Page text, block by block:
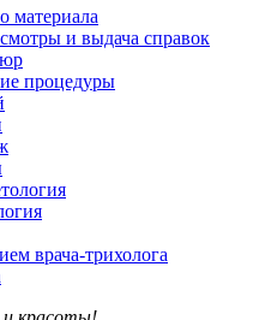
материала
и выдача справок
процедуры
врача-трихолога